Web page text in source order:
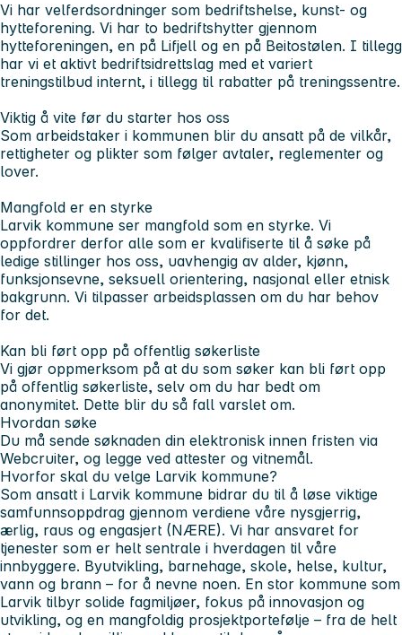
Vi har velferdsordninger som bedriftshelse, kunst- og
hytteforening. Vi har to bedriftshytter gjennom
hytteforeningen, en på Lifjell og en på Beitostølen. I tillegg
har vi et aktivt bedriftsidrettslag med et variert
treningstilbud internt, i tillegg til rabatter på treningssentre.
Viktig å vite før du starter hos oss
Som arbeidstaker i kommunen blir du ansatt på de vilkår,
rettigheter og plikter som følger avtaler, reglementer og
lover.
Mangfold er en styrke
Larvik kommune ser mangfold som en styrke. Vi
oppfordrer derfor alle som er kvalifiserte til å søke på
ledige stillinger hos oss, uavhengig av alder, kjønn,
funksjonsevne, seksuell orientering, nasjonal eller etnisk
bakgrunn. Vi tilpasser arbeidsplassen om du har behov
for det.
Kan bli ført opp på offentlig søkerliste
Vi gjør oppmerksom på at du som søker kan bli ført opp
på offentlig søkerliste, selv om du har bedt om
anonymitet. Dette blir du så fall varslet om.
Hvordan søke
Du må sende søknaden din elektronisk innen fristen via
Webcruiter, og legge ved attester og vitnemål.
Hvorfor skal du velge Larvik kommune?
Som ansatt i Larvik kommune bidrar du til å løse viktige
samfunnsoppdrag gjennom verdiene våre nysgjerrig,
ærlig, raus og engasjert (NÆRE). Vi har ansvaret for
tjenester som er helt sentrale i hverdagen til våre
innbyggere. Byutvikling, barnehage, skole, helse, kultur,
vann og brann – for å nevne noen. En stor kommune som
Larvik tilbyr solide fagmiljøer, fokus på innovasjon og
utvikling, og en mangfoldig prosjektportefølje – fra de helt